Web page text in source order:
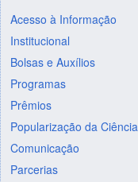
Acesso à Informação
Institucional
Bolsas e Auxílios
Programas
Prêmios
Popularização da Ciência
Comunicação
Parcerias